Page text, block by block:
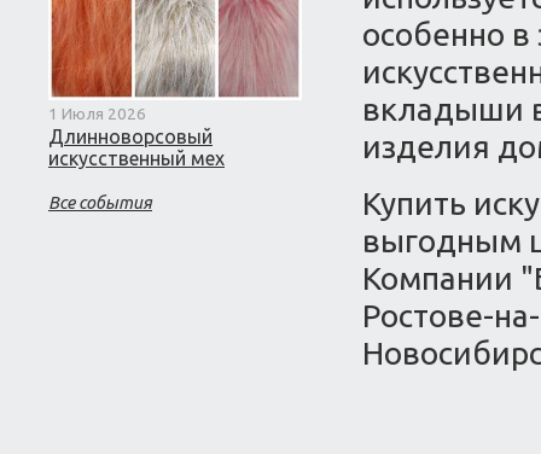
1 Июля 2026
Длинноворсовый
искусственный мех
Все события
особенно
вкладыши
изделия
Купить
выгодным
Компании
Ростове-